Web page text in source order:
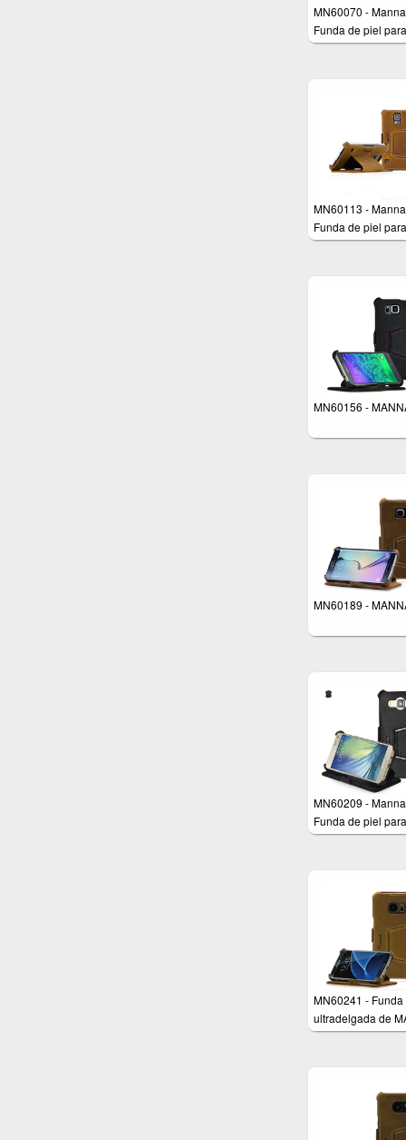
MN60070 -
Funda de piel para
Samsung Galaxy
MN60113 -
Funda de piel para
Samsung Galaxy
(marrón) - Cuero
genuino de alta
MN60156 -
MN60189 -
MN60209 -
Funda de piel para
Samsung Galaxy
MN60241 - Funda
ultradelgada de
para Samsung